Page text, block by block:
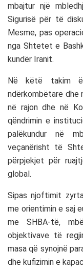
mbajtur një
Sigurisë për të
Mesme, pas
nga Shtetet e
kundër Iranit.
Në këtë takim
ndërkombëtare dhe
në rajon dhe në
qëndrimin e
palëkundur në
veçanërisht të
përpjekjet për
global.
Sipas njoftimit
me orientimin e saj
me SHBA-të,
objektivave të
masa që synojnë
dhe kufizimin e